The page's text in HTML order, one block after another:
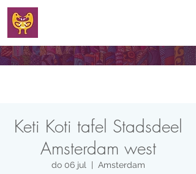
Keti Koti tafel Stadsdeel
Amsterdam west
do 06 jul Amsterdam